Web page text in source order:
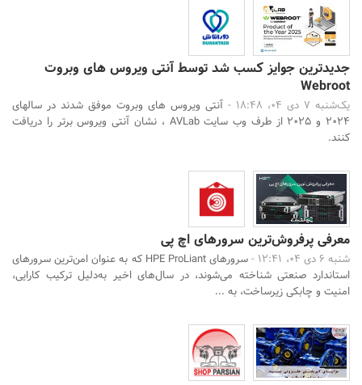
جدیدترین جوایز کسب شد توسط آنتی ویروس های وبروت
Webroot
یک‌شنبه 7 دی 04، 18:48 -
آنتی ویروس های وبروت موفق شدند در سالهای
2024 و 2025 از طرف وب سایت AVLab ، نشان آنتی ویروس برتر را دریافت
کنند.
معرفی پرفروش‌ترین سرورهای اچ پی
شنبه 6 دی 04، 12:41 -
سرورهای HPE ProLiant که به عنوان امن‌ترین سرورهای
استاندارد صنعتی شناخته می‌شوند، در سال‌های اخیر به‌دلیل ترکیب کارایی،
امنیت و چابکی زیرساخت، به ...